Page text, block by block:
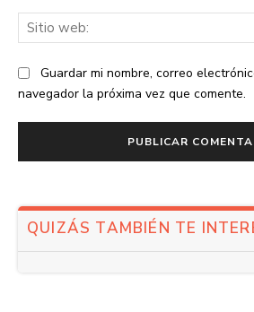
Guardar mi nombre, correo
navegador la próxima vez que comente.
QUIZÁS TAMBIÉN TE